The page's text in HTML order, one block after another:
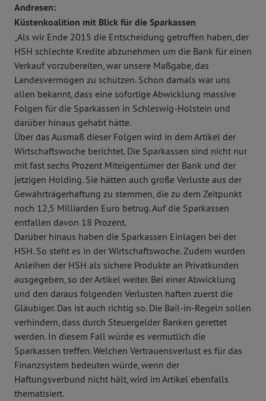
Andresen:
Küstenkoalition mit Blick für die Sparkassen
„Als wir Ende 2015 die Entscheidung getroffen haben, der
HSH schlechte Kredite abzunehmen um die Bank für einen
Verkauf vorzubereiten, war unsere Maßgabe, das
Landesvermögen zu schützen. Schon damals war uns
allen bekannt, dass eine sofortige Abwicklung massive
Folgen für die Sparkassen in Schleswig-Holstein und
darüber hinaus gehabt hätte.
Über das Ausmaß dieser Folgen wird in dem Artikel der
Wirtschaftswoche berichtet. Die Sparkassen sind nicht nur
mit fast sechs Prozent Miteigentümer der Bank und der
jetzigen Holding. Sie hätten auch große Verluste aus der
Gewährträgerhaftung zu stemmen, die zu dem Zeitpunkt
noch 12,5 Milliarden Euro betrug. Auf die Sparkassen
entfallen davon 18 Prozent.
Darüber hinaus haben die Sparkassen Einlagen bei der
HSH. So steht es in der Wirtschaftswoche. Zudem wurden
Anleihen der HSH als sichere Produkte an Privatkunden
ausgegeben, so der Artikel weiter. Bei einer Abwicklung
und den daraus folgenden Verlusten haften zuerst die
Gläubiger. Das ist auch richtig so. Die Bail-in-Regeln sollen
verhindern, dass durch Steuergelder Banken gerettet
werden. In diesem Fall würde es vermutlich die
Sparkassen treffen. Welchen Vertrauensverlust es für das
Finanzsystem bedeuten würde, wenn der
Haftungsverbund nicht hält, wird im Artikel ebenfalls
thematisiert.